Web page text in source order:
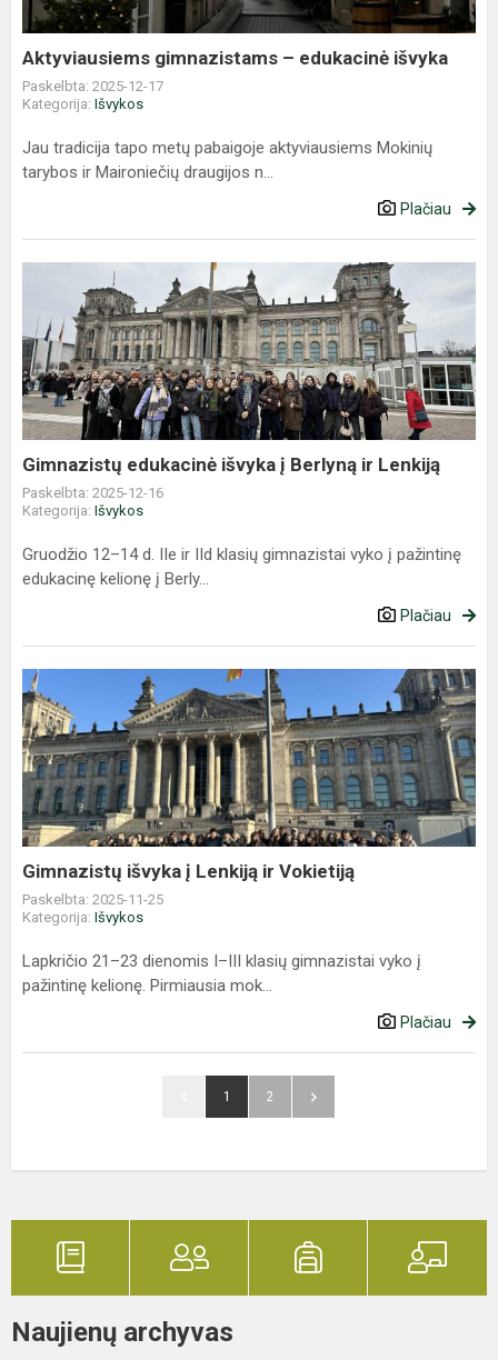
Aktyviausiems gimnazistams – edukacinė išvyka
Paskelbta: 2025-12-17
Kategorija: Išvykos
Jau tradicija tapo metų pabaigoje aktyviausiems Mokinių
tarybos ir Maironiečių draugijos n...
Plačiau
edukacinė
išvyka
į
Berlyną
ir
Lenkiją
Gimnazistų edukacinė išvyka į Berlyną ir Lenkiją
Paskelbta: 2025-12-16
Kategorija: Išvykos
Gruodžio 12–14 d. IIe ir IId klasių gimnazistai vyko į pažintinę
edukacinę kelionę į Berly...
Plačiau
Gimnazistų
išvyka
į
Lenkiją
Vokietiją
Gimnazistų išvyka į Lenkiją ir Vokietiją
Paskelbta: 2025-11-25
Kategorija: Išvykos
Lapkričio 21–23 dienomis I–III klasių gimnazistai vyko į
pažintinę kelionę. Pirmiausia mok...
Plačiau
1 2
Naujienų archyvas